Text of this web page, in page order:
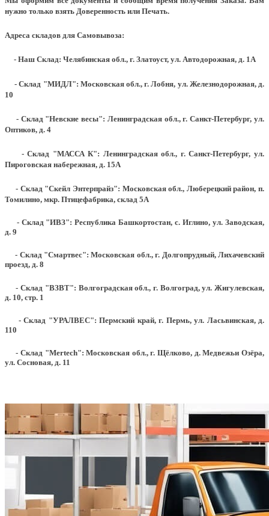
нужно только взять Доверенность или Печать.
Адреса складов для Самовывоза:
- Наш Склад: Челябинская обл., г. Златоуст, ул. Автодорожная, д. 1А
- Склад "МИДЛ": Московская обл., г. Лобня, ул. Железнодорожная, д.
10
- Склад "Невские весы": Ленинградская обл., г. Санкт-Петербург, ул.
Оптиков, д. 4
- Склад "МАССА К": Ленинградская обл., г. Санкт-Петербург, ул.
Пироговская набережная, д. 15А
- Склад "Скейл Энтерпрайз": Московская обл., Люберецкий район, п.
Томилино, мкр. Птицефабрика, склад 5А
- Склад "ИВЗ": Республика Башкортостан, с. Иглино, ул. Заводская,
д. 9
- Склад "Смартвес":Московская обл., г. Долгопрудный, Лихачевский
проезд, д. 8
- Склад "ВЗВТ": Волгоградская обл., г. Волгоград, ул. Жигулевская,
д. 10, стр. 1
- Склад "УРАЛВЕС": Пермский край, г. Пермь, ул. Ласьвинская, д.
110
- Склад "Mertech": Московская обл., г. Щёлково, д. Медвежьи Озёра,
ул. Сосновая, д. 11